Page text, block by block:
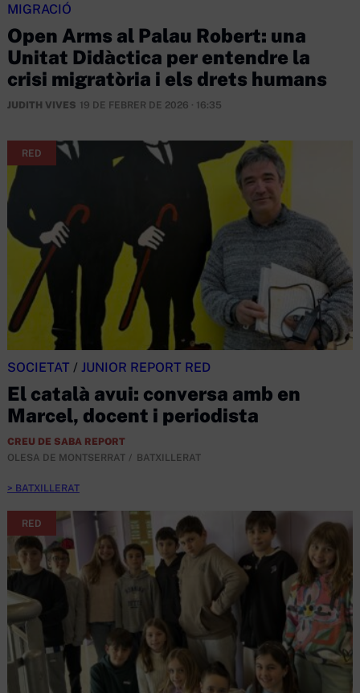
MIGRACIÓ
Open Arms al Palau Robert: una
Unitat Didàctica per entendre la
crisi migratòria i els drets humans
JUDITH VIVES 19 DE FEBRER DE 2026 · 16:35
RED
SOCIETAT / JUNIOR REPORT RED
El català avui: conversa amb en
Marcel, docent i periodista
CREU DE SABA REPORT
OLESA DE MONTSERRAT
BATXILLERAT
BATXILLERAT
RED